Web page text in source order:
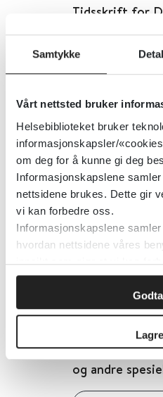
Samtykke
Vårt nettsted bruker
Helsebiblioteket bruker
informasjonskapsler/
om deg for å kunne gi deg
Informasjonskapslene
nettsidene brukes. Dette gir
vi kan forbedre oss.
Informasjonskapslene
hvordan nettsidene våres
innsikt som gjør at vi kan
Lagre
Tidsskrift for
legeforening
Detaljer
Cytostatika og
(OUS)
Oslo
Detaljer
Cytostatika
kjemoterapi) -
og andre